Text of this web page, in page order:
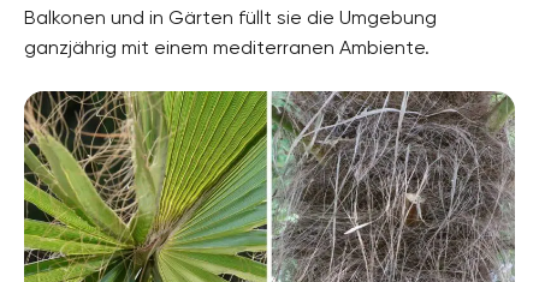
Balkonen und in Gärten füllt sie die Umgebung
ganzjährig mit einem mediterranen Ambiente.